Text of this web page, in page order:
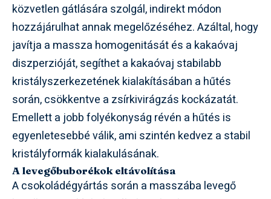
közvetlen gátlására szolgál, indirekt módon
hozzájárulhat annak megelőzéséhez. Azáltal, hogy
javítja a massza homogenitását és a kakaóvaj
diszperzióját, segíthet a kakaóvaj stabilabb
kristályszerkezetének kialakításában a hűtés
során, csökkentve a zsírkivirágzás kockázatát.
Emellett a jobb folyékonyság révén a hűtés is
egyenletesebbé válik, ami szintén kedvez a stabil
kristályformák kialakulásának.
A levegőbuborékok eltávolítása
A csokoládégyártás során a masszába levegő